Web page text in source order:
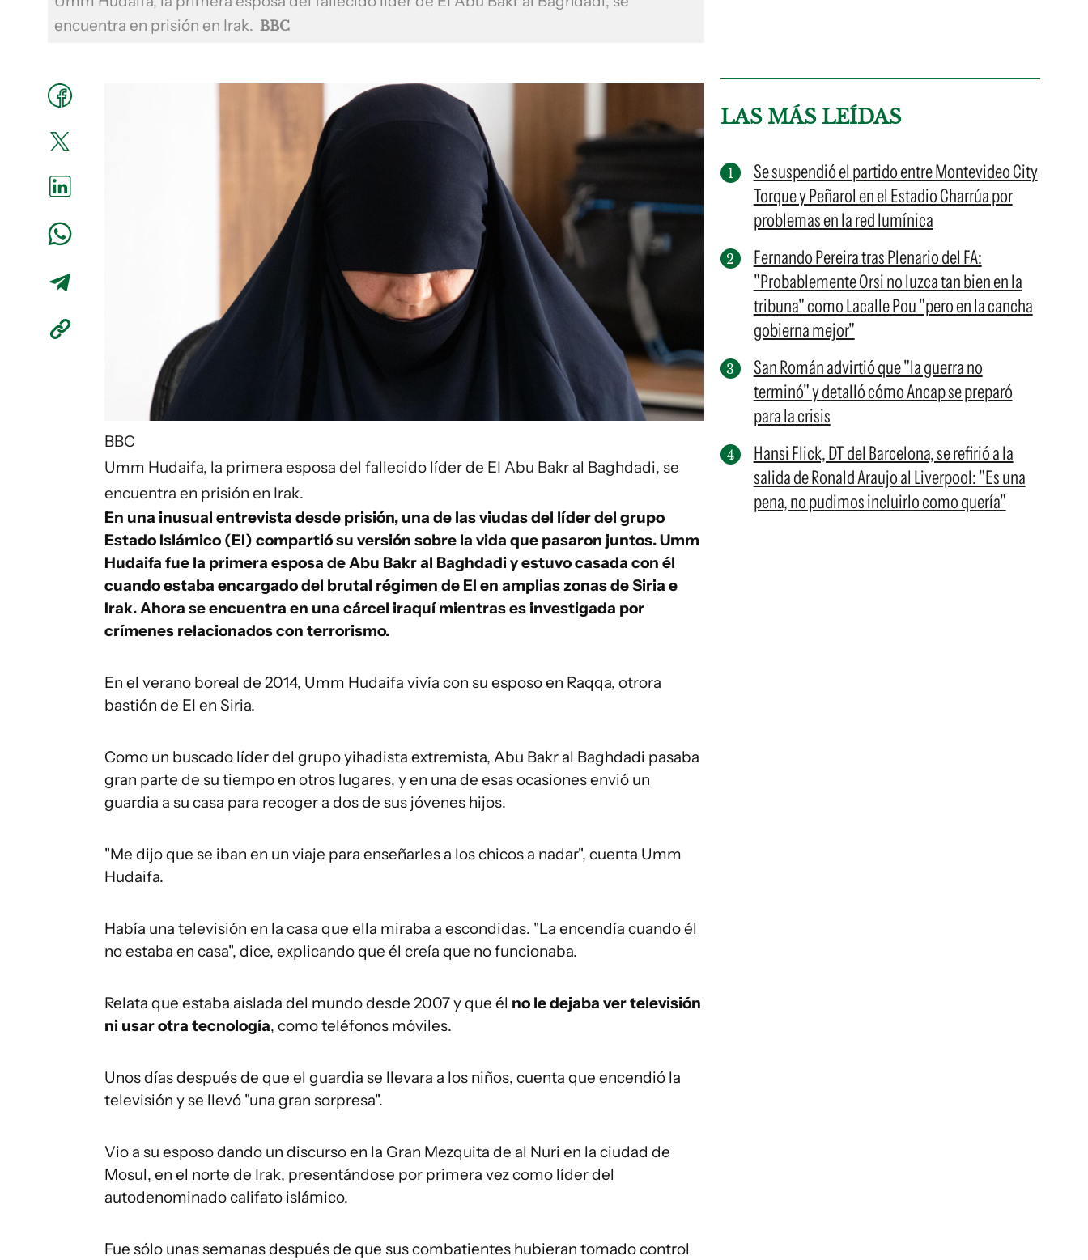
encuentra en prisión en Irak. BBC
BBC
Umm Hudaifa, la primera esposa del fallecido líder de EI Abu Bakr al Baghdadi, se
encuentra en prisión en Irak.
En una inusual entrevista desde prisión, una de las viudas del líder del grupo
Estado Islámico (EI) compartió su versión sobre la vida que pasaron juntos. Umm
Hudaifa fue la primera esposa de Abu Bakr al Baghdadi y estuvo casada con él
cuando estaba encargado del brutal régimen de EI en amplias zonas de Siria e
Irak. Ahora se encuentra en una cárcel iraquí mientras es investigada por
crímenes relacionados con terrorismo.
En el verano boreal de 2014, Umm Hudaifa vivía con su esposo en Raqqa, otrora
bastión de EI en Siria.
Como un buscado líder del grupo yihadista extremista, Abu Bakr al Baghdadi pasaba
gran parte de su tiempo en otros lugares, y en una de esas ocasiones envió un
guardia a su casa para recoger a dos de sus jóvenes hijos.
"Me dijo que se iban en un viaje para enseñarles a los chicos a nadar", cuenta Umm
Hudaifa.
Había una televisión en la casa que ella miraba a escondidas. "La encendía cuando él
no estaba en casa", dice, explicando que él creía que no funcionaba.
Relata que estaba aislada del mundo desde 2007 y que él no le dejaba ver televisión
ni usar otra tecnología, como teléfonos móviles.
Unos días después de que el guardia se llevara a los niños, cuenta que encendió la
televisión y se llevó "una gran sorpresa".
Vio a su esposo dando un discurso en la Gran Mezquita de al Nuri en la ciudad de
Mosul, en el norte de Irak, presentándose por primera vez como líder del
autodenominado califato islámico.
Fue sólo unas semanas después de que sus combatientes hubieran tomado control
LAS MÁS LEÍDAS
Se suspendió el partido entre Montevideo City
Torque y Peñarol en el Estadio Charrúa por
problemas en la red lumínica
Fernando Pereira tras Plenario del FA:
"Probablemente Orsi no luzca tan bien en la
tribuna" como Lacalle Pou "pero en la cancha
gobierna mejor"
San Román advirtió que "la guerra no
terminó" y detalló cómo Ancap se preparó
para la crisis
Hansi Flick, DT del Barcelona, se refirió a la
salida de Ronald Araujo al Liverpool: "Es una
pena, no pudimos incluirlo como quería"